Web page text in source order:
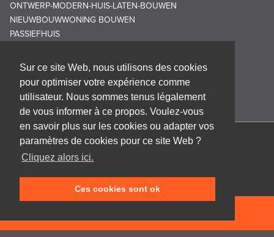
Sur ce site Web, nous utilisons des cookies
pour optimiser votre expérience comme
utilisateur. Nous sommes tenus légalement
de vous informer à ce propos. Voulez-vous
en savoir plus sur les cookies ou adapter vos
paramètres de cookies pour ce site Web ?
Cliquez alors ici.
Ces cookies sont ok
ONTWERP-MODERN-HUIS-LATEN-BOUWEN
NIEUWBOUWWONING BOUWEN
PASSIEFHUIS
Cabinet d'architecture Frank GRUWEZ bvba
9700 Oudenaarde
T +32 (0)55 45 53 63
Speldenstraat 10